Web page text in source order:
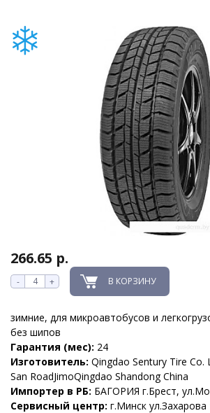
266.65 р.
- + В КОРЗИНУ
зимние, для микроавтобусов и
без шипов
Гарантия (мес): 24
Изготовитель: Qingdao Sentury Tire Co.
San RoadJimoQingdao Shandong China
Импортер в РБ: БАГОРИЯ г.Брест,
Сервисный центр: г.Минск ул.Захарова